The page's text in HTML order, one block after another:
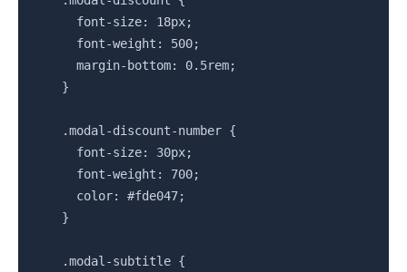
      font-size: 18px;
      font-weight: 500;
      margin-bottom: 0.5rem;
    }
    .modal-discount-number {
      font-size: 30px;
      font-weight: 700;
      color: #fde047;
    }
    .modal-subtitle {